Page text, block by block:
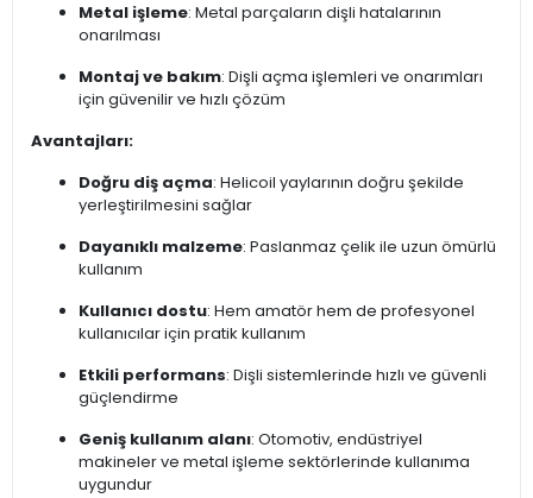
Metal işleme: Metal parçaların dişli hatalarının
onarılması
Montaj ve bakım: Dişli açma işlemleri ve onarımları
için güvenilir ve hızlı çözüm
Avantajları:
Doğru diş açma: Helicoil yaylarının doğru şekilde
yerleştirilmesini sağlar
Dayanıklı malzeme: Paslanmaz çelik ile uzun ömürlü
kullanım
Kullanıcı dostu: Hem amatör hem de profesyonel
kullanıcılar için pratik kullanım
Etkili performans: Dişli sistemlerinde hızlı ve güvenli
güçlendirme
Geniş kullanım alanı: Otomotiv, endüstriyel
makineler ve metal işleme sektörlerinde kullanıma
uygundur